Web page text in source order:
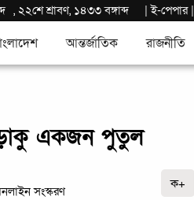
,২২শে শ্রাবণ, ১৪৩৩ বঙ্গাব্দ |ই-পেপার|
আন্তর্জাতিক রাজনীতি
একজন পুতুল
সংস্করণ
ক+